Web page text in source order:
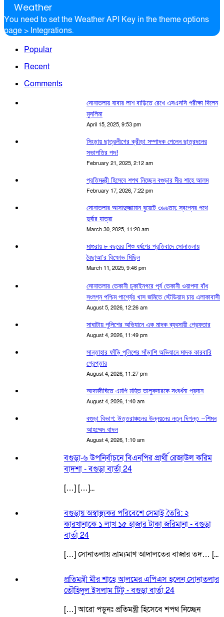
Weather
You need to set the Weather API Key in the theme options
page > Integrations.
Popular
Recent
Comments
সোনাতলায় বাবার লাশ বাড়িতে রেখে এসএসসি পরীক্ষা দিলেন
মুসলিমা
April 15, 2025, 9:53 pm
সিংড়ায় ছাত্রলীগের ক্রীড়া সম্পাদক পেলেন ছাত্রদলের
সভাপতির পদ!
February 21, 2025, 2:12 am
প্রতিমন্ত্রী হিসেবে শপথ নিচ্ছেন বগুড়ার মীর শাহে আলম
February 17, 2026, 7:22 pm
সোনাতলার আসাদুজ্জামান বুয়েটে ৩৬৬তম; স্বপ্নের পথে
দুর্বার যাত্রা
March 30, 2025, 11:20 am
মাগুরায় ৮ বছরের শিশু ধর্ষণের প্রতিবাদে সোনাতলায়
বৈছাআ’র বিক্ষোভ মিছিল
March 11, 2025, 9:46 pm
সোনাতলার তেকানী চুকাইনগরে পূর্ব তেকানী ওয়াপদা বাঁধ
সংলগ্ন পশ্চিম পার্শ্বের খাস জমিতে স্টেডিয়াম চায় এলাকাবাসী
August 5, 2026, 12:26 am
সাঘাটায় পুলিশের অভিযানে এক মাদক ব্যবসায়ী গ্রেফতার
August 4, 2026, 11:49 pm
সান্তাহার ফাঁড়ি পুলিশের সাঁড়াশি অভিযানে মাদক কারবারি
গ্রেপ্তার
August 4, 2026, 11:27 pm
আদমদীঘিতে এমপি মহিত তালুকদারকে সংবর্ধনা প্রদান
August 4, 2026, 1:40 am
বগুড়া বিভাগ: উত্তরাঞ্চলের উন্নয়নের নতুন দিগন্ত –শিমন
আহম্মেদ বাদল
August 4, 2026, 1:10 am
বগুড়া-৬ উপনির্বাচনে বিএনপির প্রার্থী রেজাউল করিম
বাদশা - বগুড়া বার্তা 24
[…] […]...
বগুড়ায় অস্বাস্থ্যকর পরিবেশে সেমাই তৈরি: ২
কারখানাকে ১ লাখ ১৫ হাজার টাকা জরিমানা - বগুড়া
বার্তা 24
[…] সোনাতলায় ভ্রাম্যমাণ আদালতের বাজার তদ… [...
প্রতিমন্ত্রী মীর শাহে আলমের এপিএস হলেন সোনাতলার
তৌহিদুল ইসলাম টিটু - বগুড়া বার্তা 24
[…] আরো পড়ূনঃ প্রতিমন্ত্রী হিসেবে শপথ নিচ্ছেন